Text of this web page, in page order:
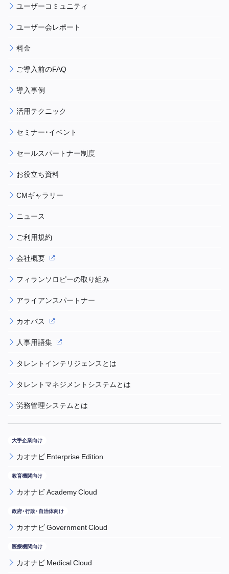
ユーザーコミュニティ
ユーザー会レポート
料金
ご導入前のFAQ
導入事例
活用テクニック
セミナー・イベント
セールスパートナー制度
お役立ち資料
CMギャラリー
ニュース
ご利用規約
会社概要
フィランソロピーの取り組み
アライアンスパートナー
カオパス
人事用語集
タレントインテリジェンスとは
タレントマネジメントシステムとは
労務管理システムとは
カオナビ Enterprise Edition
カオナビ Academy Cloud
カオナビ Government Cloud
カオナビ Medical Cloud